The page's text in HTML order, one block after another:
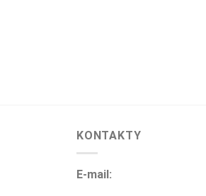
KONTAKTY
E-mail: